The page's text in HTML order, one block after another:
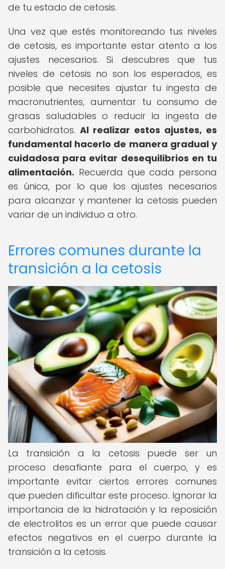
de tu estado de cetosis.
Una vez que estés monitoreando tus niveles
de cetosis, es importante estar atento a los
ajustes necesarios. Si descubres que tus
niveles de cetosis no son los esperados, es
posible que necesites ajustar tu ingesta de
macronutrientes, aumentar tu consumo de
grasas saludables o reducir la ingesta de
carbohidratos. Al realizar estos ajustes, es
fundamental hacerlo de manera gradual y
cuidadosa para evitar desequilibrios en tu
alimentación. Recuerda que cada persona
es única, por lo que los ajustes necesarios
para alcanzar y mantener la cetosis pueden
variar de un individuo a otro.
Errores comunes durante la
transición a la cetosis
La transición a la cetosis puede ser un
proceso desafiante para el cuerpo, y es
importante evitar ciertos errores comunes
que pueden dificultar este proceso. Ignorar la
importancia de la hidratación y la reposición
de electrolitos es un error que puede causar
efectos negativos en el cuerpo durante la
transición a la cetosis.